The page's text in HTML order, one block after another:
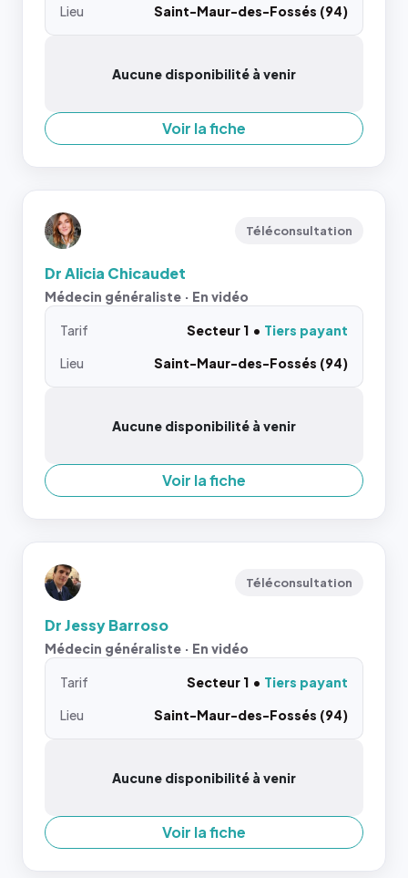
Lieu
Saint-Maur-des-Fossés (94)
Aucune disponibilité à venir
Voir la fiche
Téléconsultation
Dr Alicia Chicaudet
Médecin généraliste · En vidéo
Tarif Secteur 1
Tiers payant
Lieu
Saint-Maur-des-Fossés (94)
Aucune disponibilité à venir
Voir la fiche
Téléconsultation
Dr Jessy Barroso
Médecin généraliste · En vidéo
Tarif Secteur 1
Tiers payant
Lieu
Saint-Maur-des-Fossés (94)
Aucune disponibilité à venir
Voir la fiche